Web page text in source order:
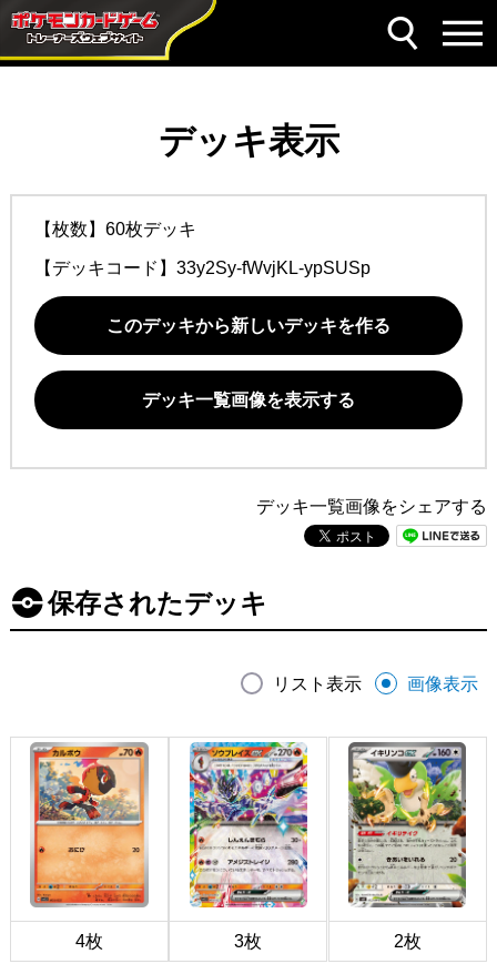
デッキ表示
【枚数】60枚デッキ
【デッキコード】 33y2Sy-fWvjKL-ypSUSp
このデッキから新しいデッキを作る
デッキ一覧画像を表示する
デッキ一覧画像をシェアする
保存されたデッキ
リスト表示 画像表示
4枚 3枚 2枚